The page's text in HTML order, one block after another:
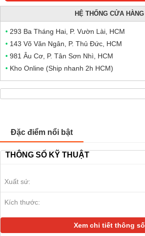
HỆ THỐNG CỬA HÀNG
• 293 Ba Tháng Hai, P. Vườn Lài, HCM
• 143 Võ Văn Ngân, P. Thủ Đức, HCM
• 981 Âu Cơ, P. Tân Sơn Nhì, HCM
• Kho Online (Ship nhanh 2h HCM)
Đặc điểm nổi bật
THÔNG SỐ KỸ THUẬT
Xuất sứ:
Kích thước:
Xem chi tiết thông số